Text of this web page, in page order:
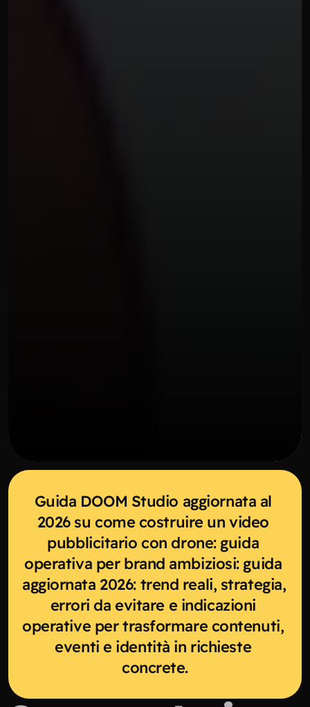
Guida DOOM Studio aggiornata al
2026 su come costruire un video
pubblicitario con drone: guida
operativa per brand ambiziosi: guida
aggiornata 2026: trend reali, strategia,
errori da evitare e indicazioni
operative per trasformare contenuti,
eventi e identità in richieste
concrete.